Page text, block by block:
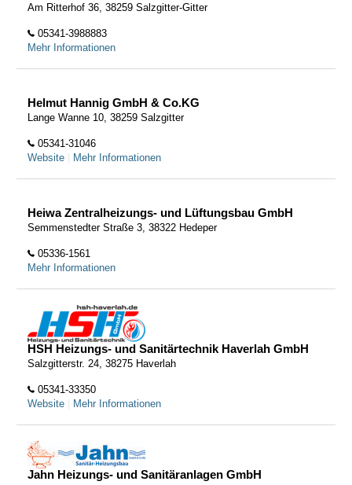
Am Ritterhof 36, 38259 Salzgitter-Gitter
05341-3988883
Mehr Informationen
Helmut Hannig GmbH & Co.KG
Lange Wanne 10, 38259 Salzgitter
05341-31046
Website
Mehr Informationen
Heiwa Zentralheizungs- und Lüftungsbau GmbH
Semmenstedter Straße 3, 38322 Hedeper
05336-1561
Mehr Informationen
HSH Heizungs- und Sanitärtechnik Haverlah GmbH
Salzgitterstr. 24, 38275 Haverlah
05341-33350
Website
Mehr Informationen
Jahn Heizungs- und Sanitäranlagen GmbH